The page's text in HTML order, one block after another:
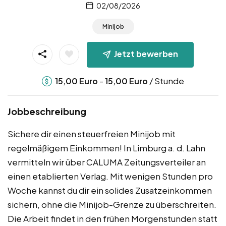
02/08/2026
Minijob
Jetzt bewerben
15,00 Euro -15,00 Euro / Stunde
Jobbeschreibung
Sichere dir einen steuerfreien Minijob mit
regelmäßigem Einkommen! In Limburg a. d. Lahn
vermitteln wir über CALUMA Zeitungsverteiler an
einen etablierten Verlag. Mit wenigen Stunden pro
Woche kannst du dir ein solides Zusatzeinkommen
sichern, ohne die Minijob-Grenze zu überschreiten.
Die Arbeit findet in den frühen Morgenstunden statt